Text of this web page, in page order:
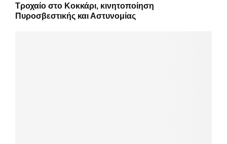
Τροχαίο στο Κοκκάρι, κινητοποίηση
Πυροσβεστικής και Αστυνομίας